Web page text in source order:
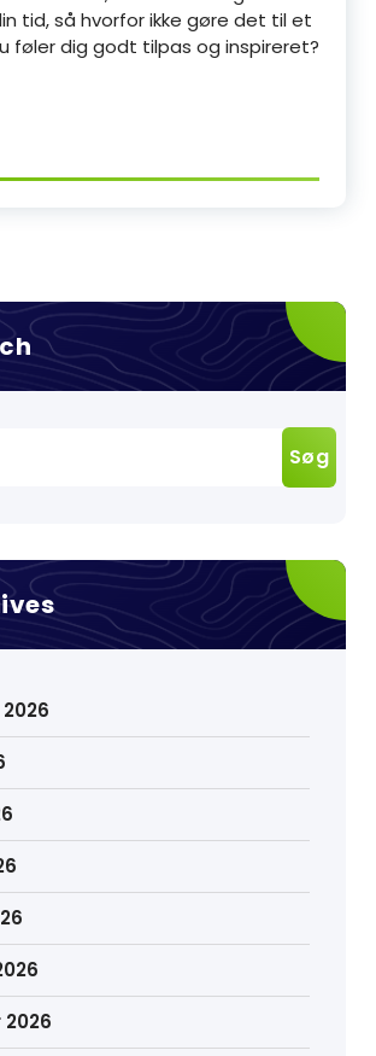
tid, så hvorfor ikke gøre det til et
føler dig godt tilpas og inspireret?